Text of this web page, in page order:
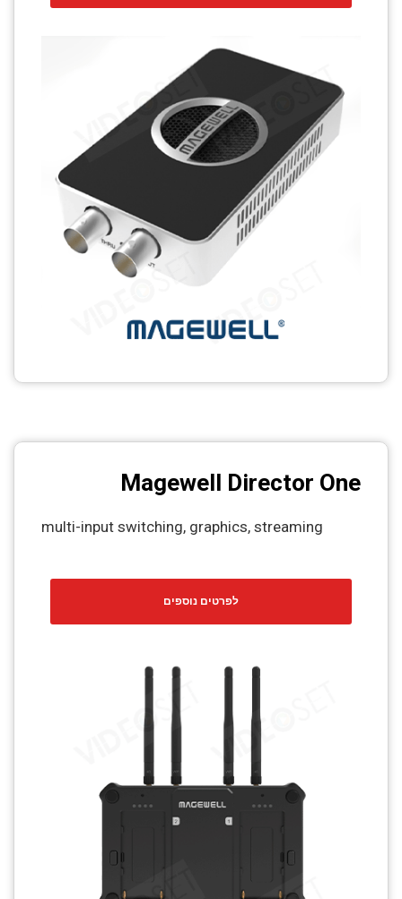
Magewell Director One
multi-input switching, graphics, streaming
לפרטים נוספים